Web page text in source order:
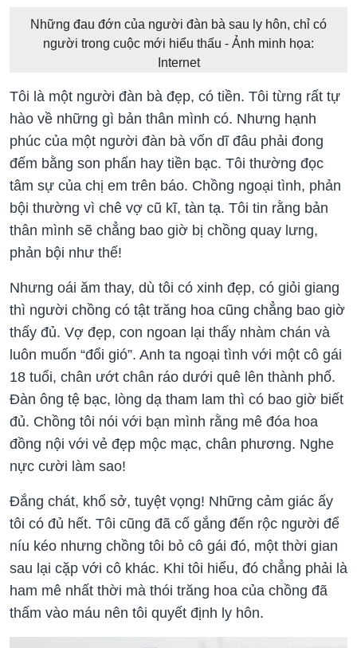
Những đau đớn của người đàn bà sau ly hôn, chỉ có
người trong cuộc mới hiểu thấu - Ảnh minh họa:
Internet
Tôi là một người đàn bà đẹp, có tiền. Tôi từng rất tự
hào về những gì bản thân mình có. Nhưng hạnh
phúc của một người đàn bà vốn dĩ đâu phải đong
đếm bằng son phấn hay tiền bạc. Tôi thường đọc
tâm sự của chị em trên báo. Chồng ngoại tình, phản
bội thường vì chê vợ cũ kĩ, tàn tạ. Tôi tin rằng bản
thân mình sẽ chẳng bao giờ bị chồng quay lưng,
phản bội như thế!
Nhưng oái ăm thay, dù tôi có xinh đẹp, có giỏi giang
thì người chồng có tật trăng hoa cũng chẳng bao giờ
thấy đủ. Vợ đẹp, con ngoan lại thấy nhàm chán và
luôn muốn “đổi gió”. Anh ta ngoại tình với một cô gái
18 tuổi, chân ướt chân ráo dưới quê lên thành phố.
Đàn ông tệ bạc, lòng dạ tham lam thì có bao giờ biết
đủ. Chồng tôi nói với bạn mình rằng mê đóa hoa
đồng nội với vẻ đẹp mộc mạc, chân phương. Nghe
nực cười làm sao!
Đắng chát, khổ sở, tuyệt vọng! Những cảm giác ấy
tôi có đủ hết. Tôi cũng đã cố gắng đến rộc người để
níu kéo nhưng chồng tôi bỏ cô gái đó, một thời gian
sau lại cặp với cô khác. Khi tôi hiểu, đó chẳng phải là
ham mê nhất thời mà thói trăng hoa của chồng đã
thấm vào máu nên tôi quyết định ly hôn.